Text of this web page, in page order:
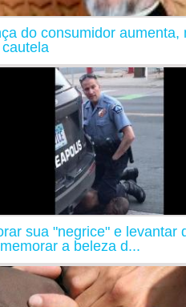
do consumidor aumenta,
sua "negrice" e levantar
a beleza d...